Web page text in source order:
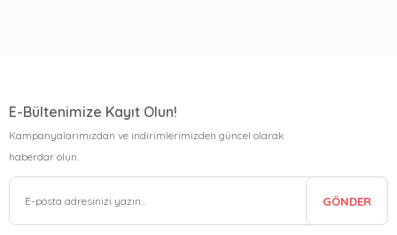
E-Bültenimize Kayıt Olun!
Kampanyalarımızdan ve indirimlerimizden güncel olarak
haberdar olun.
GÖNDER